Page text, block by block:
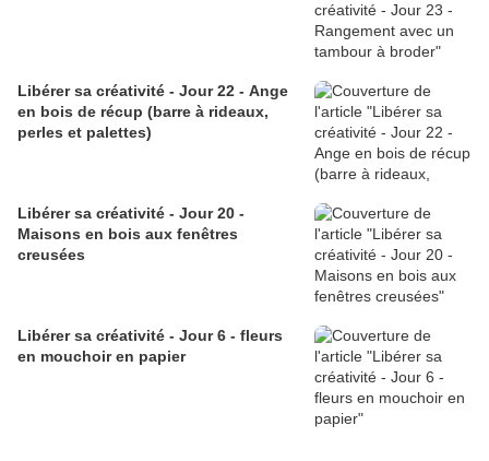
Libérer sa créativité - Jour 22 - Ange
en bois de récup (barre à rideaux,
perles et palettes)
Libérer sa créativité - Jour 20 -
Maisons en bois aux fenêtres
creusées
Libérer sa créativité - Jour 6 - fleurs
en mouchoir en papier